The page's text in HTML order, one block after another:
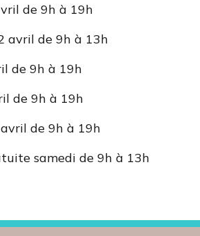
de 9h à 19h
avril de 9h à 13h
de 9h à 19h
de 9h à 19h
de 9h à 19h
samedi de 9h à 13h